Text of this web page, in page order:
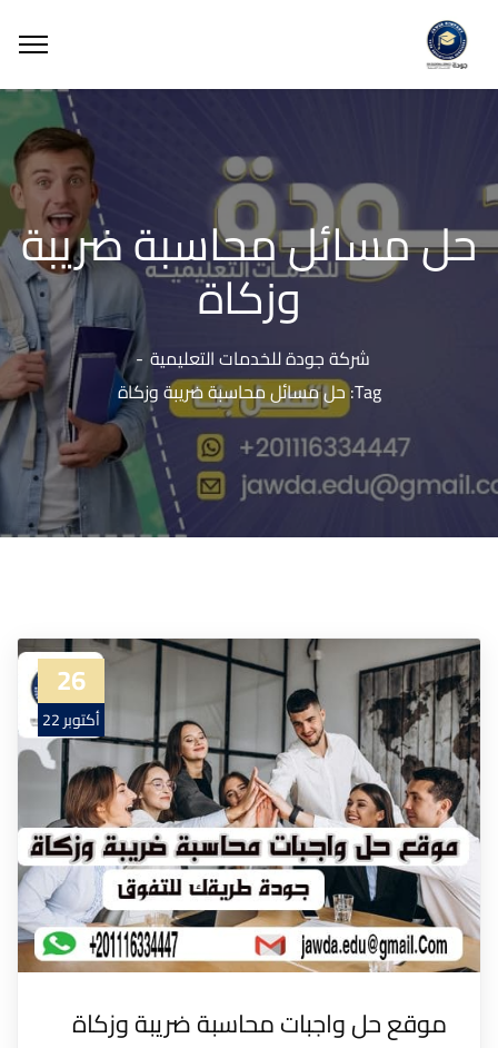
حل مسائل محاسبة ضريبة
وزكاة
شركة جودة للخدمات التعليمية
Tag: حل مسائل محاسبة ضريبة وزكاة
26
أكتوبر 22
موقع حل واجبات محاسبة ضريبة وزكاة